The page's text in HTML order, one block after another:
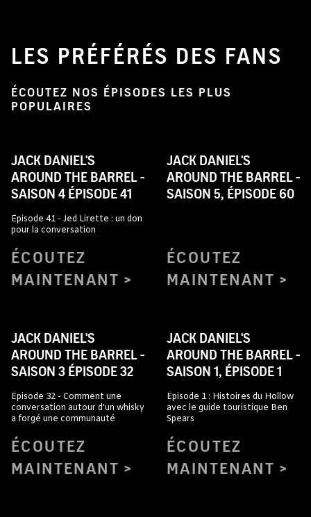
LES PRÉFÉRÉS DES FANS
ÉCOUTEZ NOS ÉPISODES LES PLUS
POPULAIRES
JACK DANIEL'S
AROUND THE BARREL -
SAISON 4 ÉPISODE 41
Épisode 41 - Jed Lirette : un don
pour la conversation
ÉCOUTEZ
MAINTENANT
JACK DANIEL'S
AROUND THE BARREL -
SAISON 5, ÉPISODE 60
ÉCOUTEZ
MAINTENANT
JACK DANIEL'S
AROUND THE BARREL -
SAISON 3 ÉPISODE 32
Épisode 32 - Comment une
conversation autour d'un whisky
a forgé une communauté
ÉCOUTEZ
MAINTENANT
JACK DANIEL'S
AROUND THE BARREL -
SAISON 1, ÉPISODE 1
Épisode 1 : Histoires du Hollow
avec le guide touristique Ben
Spears
ÉCOUTEZ
MAINTENANT